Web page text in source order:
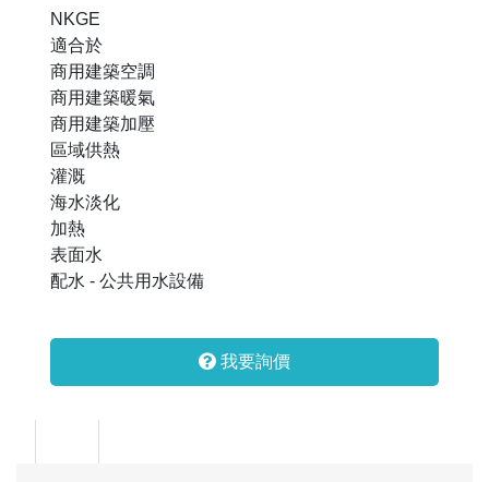
NKGE
適合於
商用建築空調
商用建築暖氣
商用建築加壓
區域供熱
灌溉
海水淡化
加熱
表面水
配水 - 公共用水設備
我要詢價